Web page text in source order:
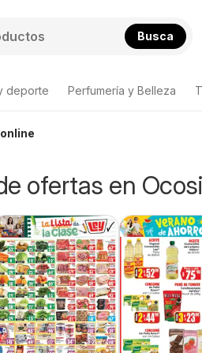
Busca
deporte Perfumería y Belleza
ofertas en